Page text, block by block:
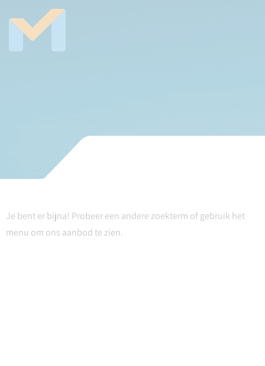
Je bent er bijna! Probeer een andere zoekterm of gebruik het
menu om ons aanbod te zien.